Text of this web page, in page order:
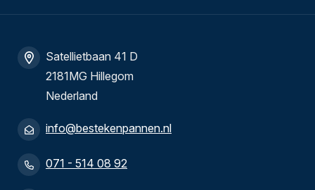
Satellietbaan 41 D
2181MG Hillegom
Nederland
info@bestekenpannen.nl
071 - 514 08 92